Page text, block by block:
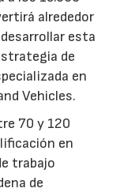
alrededor
esta
de
en
Vehicles.
70 y 120
en
trabajo
de